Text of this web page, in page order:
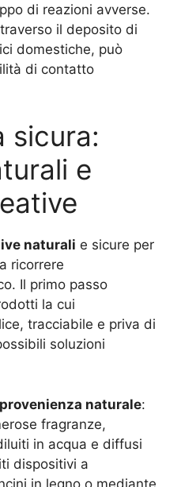
di reazioni avverse.
il deposito di
domestiche, può
di contatto
sicura:
e
naturali e sicure per
ricorrere
Il primo passo
la cui
tracciabile e priva di
soluzioni
naturale:
fragranze,
in acqua e diffusi
dispositivi a
in legno o mediante